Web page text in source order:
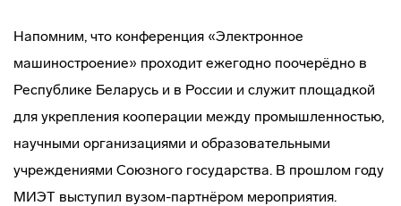
Напомним, что конференция «Электронное
машиностроение» проходит ежегодно поочерёдно в
Республике Беларусь и в России и служит площадкой
для укрепления кооперации между промышленностью,
научными организациями и образовательными
учреждениями Союзного государства. В прошлом году
МИЭТ выступил вузом-партнёром мероприятия.